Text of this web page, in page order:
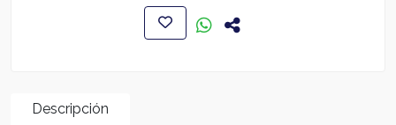
Descripción